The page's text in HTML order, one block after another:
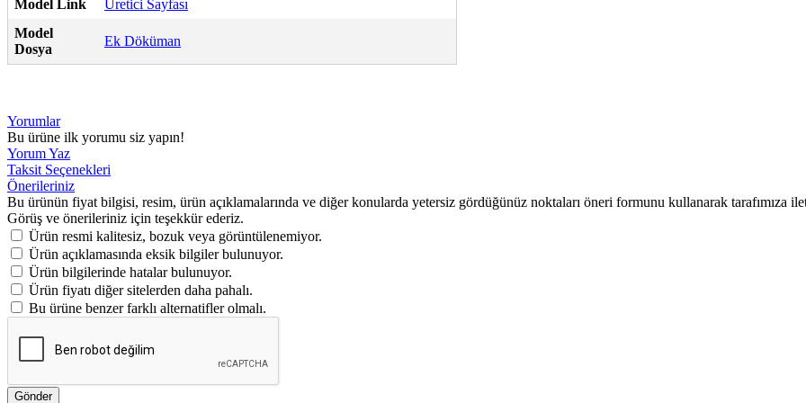
Model Link
Üretici Sayfası
Model
Dosya
Ek Döküman
Yorumlar
Bu ürüne ilk yorumu siz yapın!
Yorum Yaz
Taksit Seçenekleri
Önerileriniz
Bu ürünün fiyat bilgisi, resim, ürün açıklamalarında ve diğer konularda yetersiz gördüğünüz noktaları öneri formunu kullanarak tarafımıza
Görüş ve önerileriniz için teşekkür ederiz.
Ürün resmi kalitesiz, bozuk veya görüntülenemiyor.
Ürün açıklamasında eksik bilgiler bulunuyor.
Ürün bilgilerinde hatalar bulunuyor.
Ürün fiyatı diğer sitelerden daha pahalı.
Bu ürüne benzer farklı alternatifler olmalı.
Gönder